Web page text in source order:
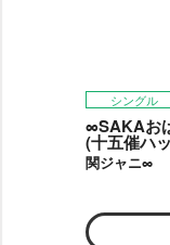
シングル
∞SAKAお
(十五催ハ
関ジャニ∞